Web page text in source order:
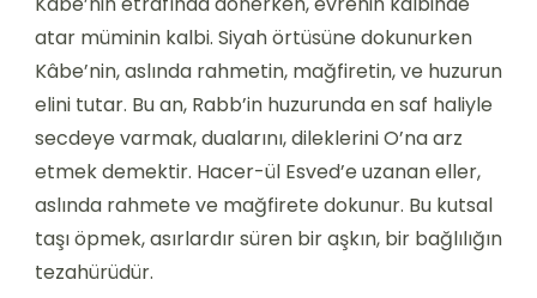
atar müminin kalbi. Siyah örtüsüne dokunurken
Kâbe’nin, aslında rahmetin, mağfiretin, ve huzurun
elini tutar. Bu an, Rabb’in huzurunda en saf haliyle
secdeye varmak, dualarını, dileklerini O’na arz
etmek demektir. Hacer-ül Esved’e uzanan eller,
aslında rahmete ve mağfirete dokunur. Bu kutsal
taşı öpmek, asırlardır süren bir aşkın, bir bağlılığın
tezahürüdür.